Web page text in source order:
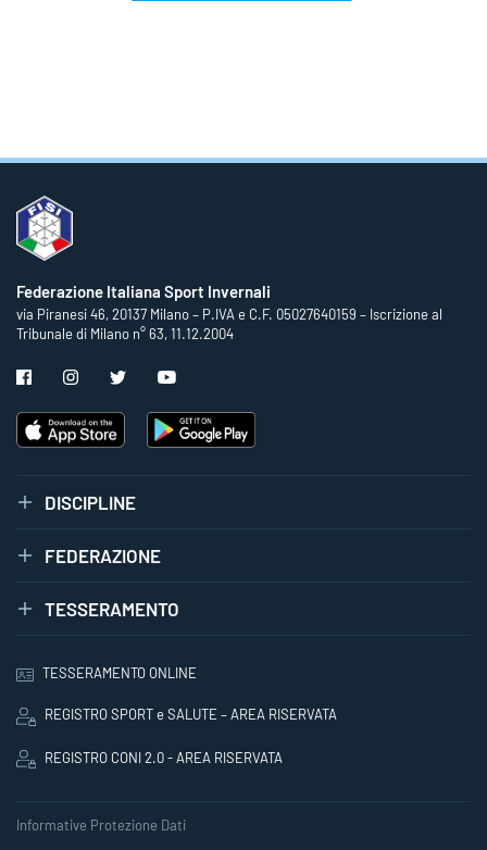
Federazione Italiana Sport Invernali
via Piranesi 46, 20137 Milano – P.IVA e C.F. 05027640159 – Iscrizione al
Tribunale di Milano n° 63, 11.12.2004
DISCIPLINE
FEDERAZIONE
TESSERAMENTO
TESSERAMENTO ONLINE
REGISTRO SPORT e SALUTE – AREA RISERVATA
REGISTRO CONI 2.0 - AREA RISERVATA
Informative Protezione Dati